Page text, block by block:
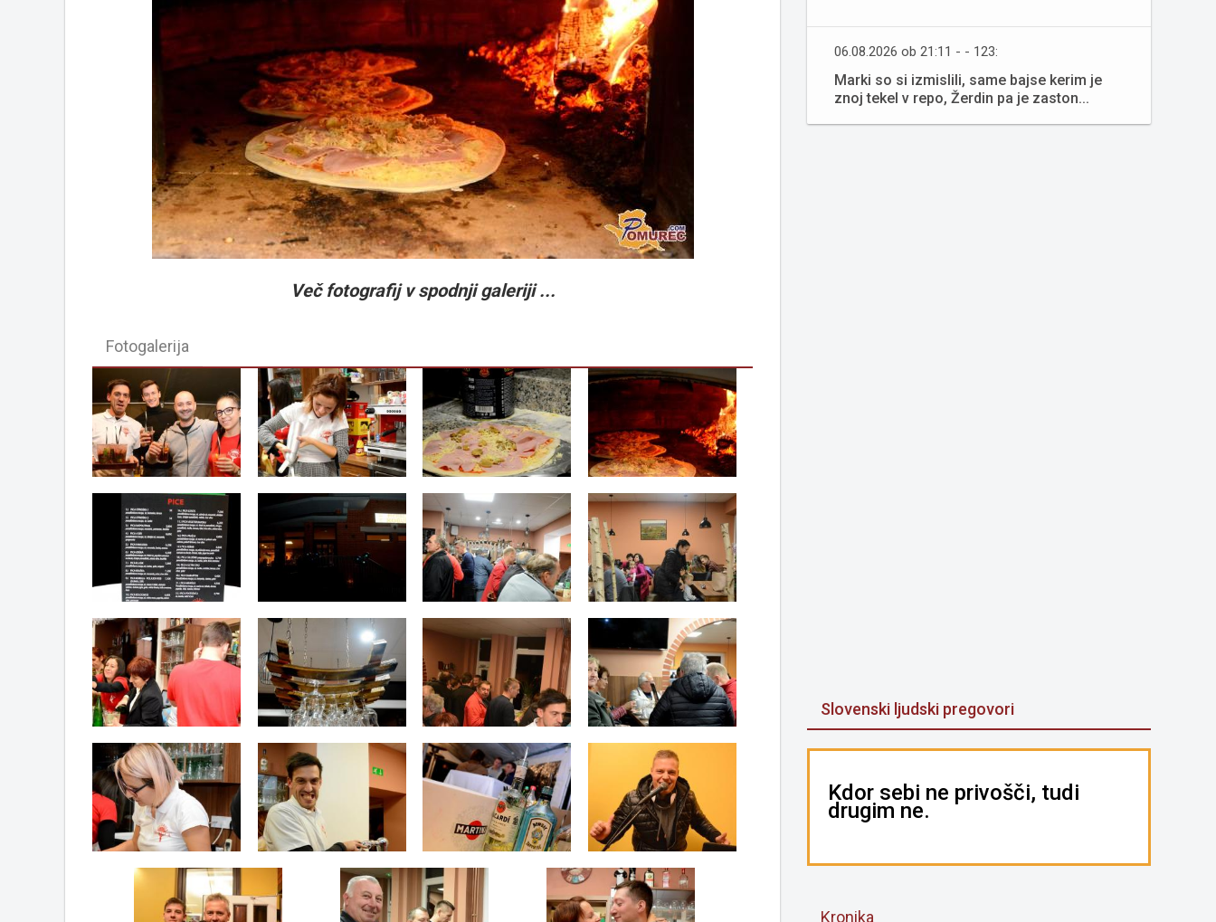
Več fotografij v spodnji galeriji ...
Fotogalerija
06.08.2026 ob 21:11 - - 123:
Marki so si izmislili, same bajse kerim je
znoj tekel v repo, Žerdin pa je zaston...
Slovenski ljudski pregovori
Kdor sebi ne privošči, tudi
drugim ne.
Kronika